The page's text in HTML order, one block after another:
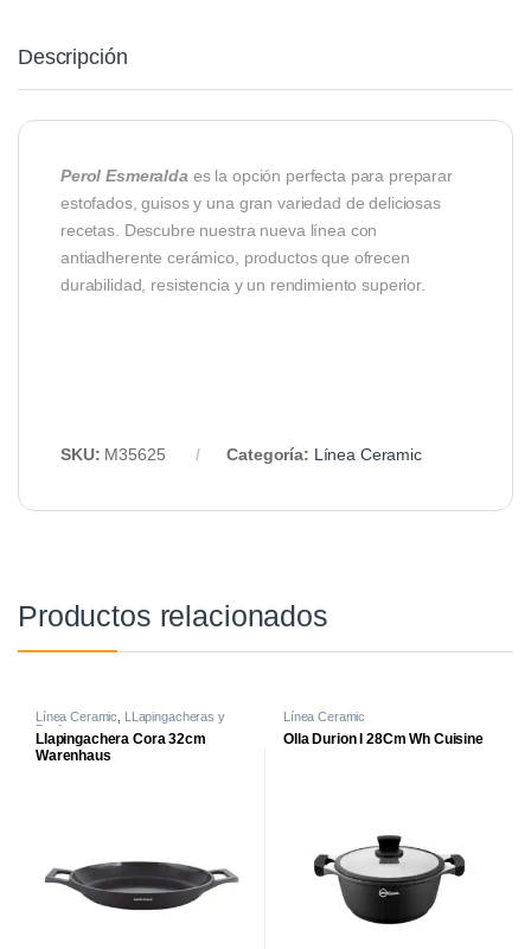
Descripción
Perol Esmeraldaes la opción perfecta para preparar
estofados, guisos y una gran variedad de deliciosas
recetas. Descubre nuestra nueva línea con
antiadherente cerámico, productos que ofrecen
durabilidad, resistencia y un rendimiento superior.
SKU: M35625 Categoría: Línea Ceramic
Productos relacionados
Línea Ceramic
LLapingacheras y
Paelleros
Llapingachera Cora 32cm
Warenhaus
Línea Ceramic
Olla Durion I 28Cm Wh Cuisine